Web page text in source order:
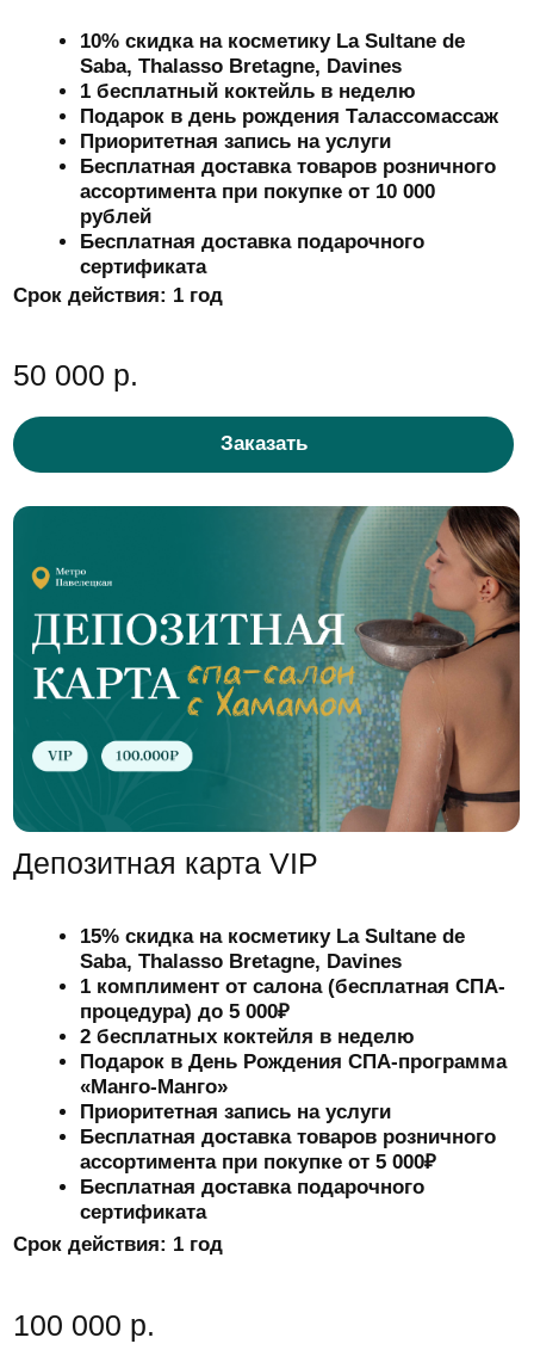
150 000 р.
Депозитная карта
Premium
17% скидка на косметику La Sultane de
Saba, Thalasso Bretagne, Davines
1 комплимент от салона (бесплатная СПА-
процедура) до 7 500₽
3 гостевых посещений акватермальной
зоны
Неограниченное количество бесплатных
коктейлей
СПА-буфет
Подарок в День Рождения СПА-программа
Бесплатная доставка товаров розничного
ассортимента
сертификата
Срок действия:
Отвечаем на частые вопросы